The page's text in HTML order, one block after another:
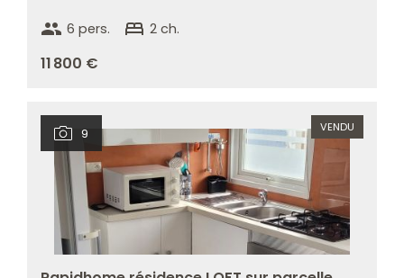
group 6 pers. bed 2 ch.
11 800 €
9 VENDU